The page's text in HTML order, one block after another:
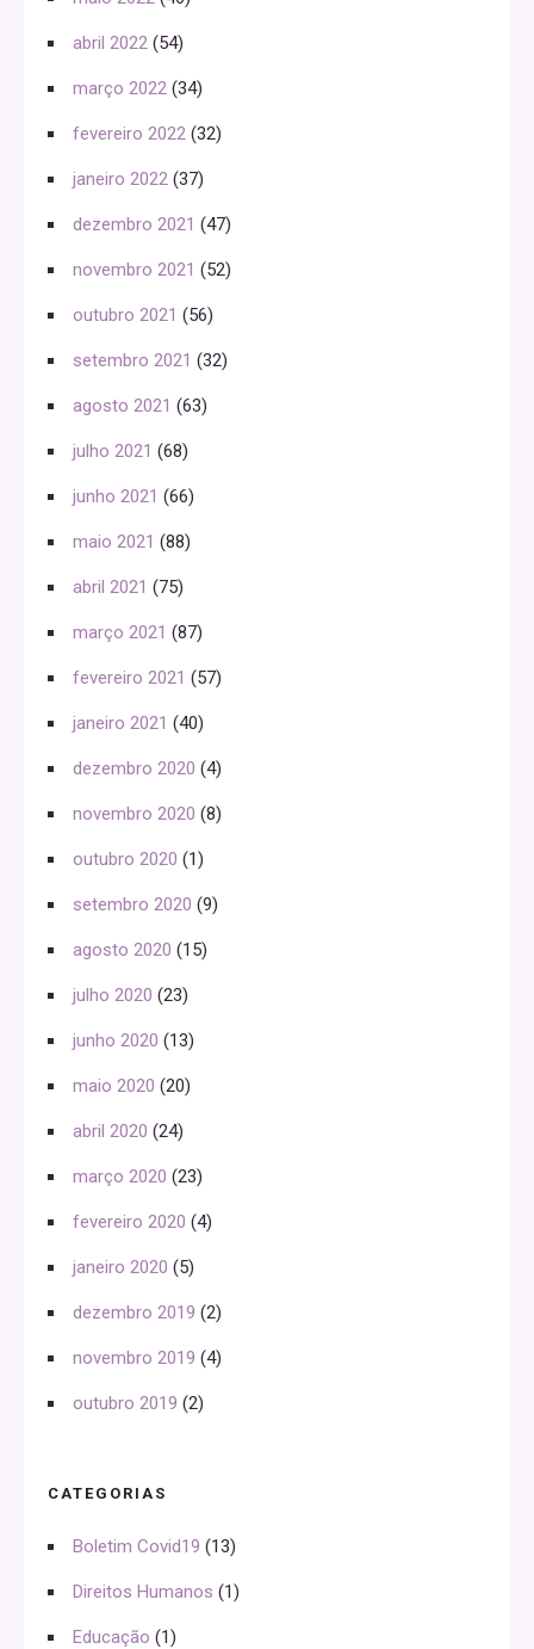
abril 2022 (54)
março 2022 (34)
fevereiro 2022 (32)
janeiro 2022 (37)
dezembro 2021 (47)
novembro 2021 (52)
outubro 2021 (56)
setembro 2021 (32)
agosto 2021 (63)
julho 2021 (68)
junho 2021 (66)
maio 2021 (88)
abril 2021 (75)
março 2021 (87)
fevereiro 2021 (57)
janeiro 2021 (40)
dezembro 2020 (4)
novembro 2020 (8)
outubro 2020 (1)
setembro 2020 (9)
agosto 2020 (15)
julho 2020 (23)
junho 2020 (13)
maio 2020 (20)
abril 2020 (24)
março 2020 (23)
fevereiro 2020 (4)
janeiro 2020 (5)
dezembro 2019 (2)
novembro 2019 (4)
outubro 2019 (2)
CATEGORIAS
Boletim Covid19 (13)
Direitos Humanos (1)
Educação (1)